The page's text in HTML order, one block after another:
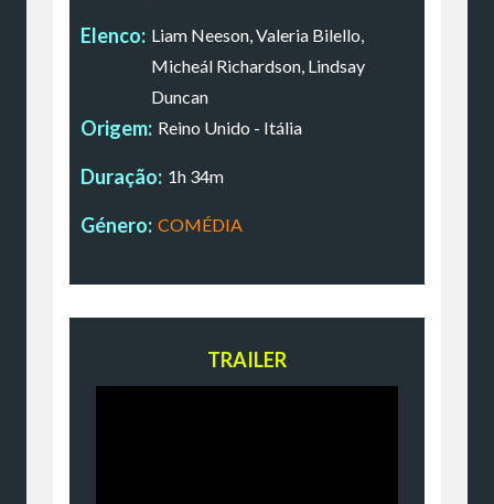
Elenco: Liam Neeson, Valeria Bilello,
Micheál Richardson, Lindsay
Duncan
Origem: Reino Unido - Itália
Duração: 1h 34m
Género: COMÉDIA
TRAILER